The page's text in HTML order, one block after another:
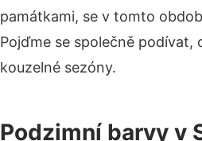
památkami, se v tomto
Pojďme se společně
kouzelné sezóny.
Podzimní barvy v